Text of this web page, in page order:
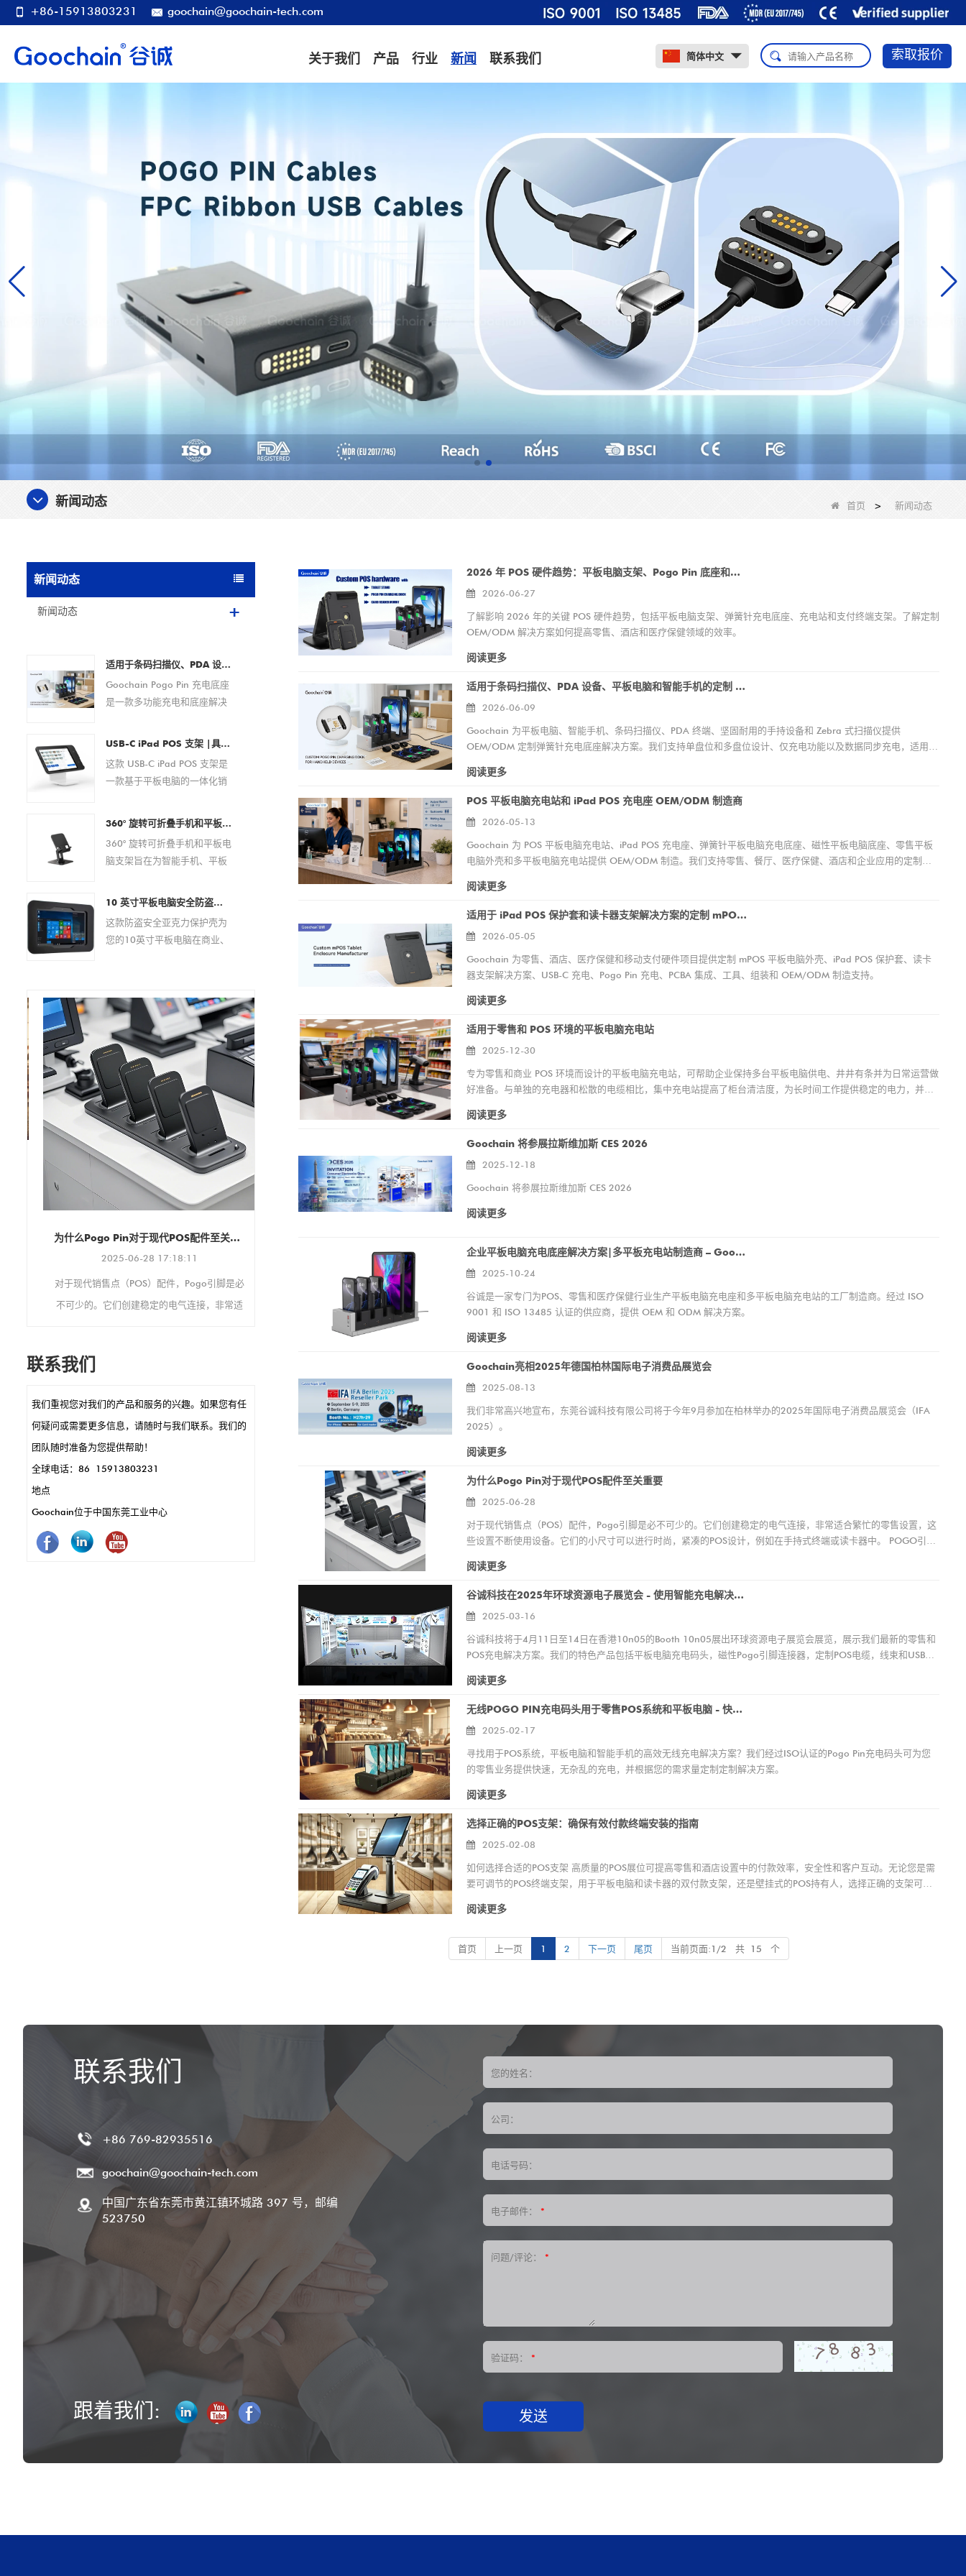
+86-15913803231 goochain@goochain-tech.com
关于我们 产品 行业 新闻 联系我们 简体中文 索取报价
新闻动态 首页 > 新闻动态
新闻动态
新闻动态
适用于条码扫描仪、PDA 设备、平板电脑和智能手机的 Pogo Pin 充电底座定制 OEM/ODM 制造商
Goochain Pogo Pin 充电底座
是一款多功能充电和底座解决
设备、平板电脑、智能手机和
它具有可靠的磁性弹簧针连
接，可在商业和企业环境中提
输以及便捷的日常操作。 作为
经验丰富的 OEM/ODM 制造
商，Goochain 提供全面的定
PCB 开发、品牌推广和量产支
持，帮助客户为其设备打造量
身定制的充电解决方案。
USB-C iPad POS 支架 |具有集成支付解决方案的平板电脑 POS 底座（OEM/ODM 制造商）
这款 USB-C iPad POS 支架是
一款基于平板电脑的一体化销
和酒店环境而设计。它无需外
缝支付处理和高效电缆管理。
该 POS 底座广泛兼容 USB-C
现代的美感和灵活的定制选
项，是分销商、系统集成商和
品牌所有者的理想选择。
360° 旋转可折叠手机和平板电脑支架 – 适用于 4.7–13 英寸设备的可调节防滑桌面支架
360° 旋转可折叠手机和平板电
脑支架旨在为智能手机、平板
至 13 英寸的移动设备提供稳
该支架具有完全可调的视角、
360 度旋转底座和可折叠设
多媒体娱乐。
10 英寸平板电脑安全防盗亚克力保护壳 |自助服务终端、POS、商店展示架 - 来自中国的厂家直销制造商
这款防盗安全亚克力保护壳为
您的10英寸平板电脑在商业、
同时提供易于安装的多功能支
架，适用于各种环境。 该保护
壳支持 VESA 100x100mm 和
75x75mm 安装标准，确保与
各种支架和显示器兼容。它还
支持纵向和横向两种显示方
向，可根据您的具体需求进行
调整。
为什么Pogo Pin对于现代POS配件至关重要
2025-06-28 17:18:11
对于现代销售点（POS）配件，Pogo引脚是必
不可少的。它们创建稳定的电气连接，非常适
计，例如在手持式终端或读卡器中。 POGO引
交易的关键。另外，它们耐用且耐腐蚀，这意
味着更少的维护和更长的使用。简而言之，
Pogo引脚使POS系统的运作效果更好，更快，
Goochain亮相2025年德国柏林国际电子消费品展览会
2025-08-13 20:19:25
将于今年9月参加在柏林举办的2025年国际电
子消费品展览会（IFA 2025）。
2025-01-16 20:18:55
谷诚在 CES 2025 上展示了其最新创新成果，
USB Type-C PD 分线盒。此次活动提供了与全
球客户联系、获得行业见解并突出我们作为零
售和医疗保健领域 POS 硬件和充电解决方案
制造商、供应商和工厂的专业知识的宝贵机
平板电脑充电站、Pogo Pin 充电底座等。请访
联系我们
我们重视您对我们的产品和服务的兴趣。如果您有任
何疑问或需要更多信息，请随时与我们联系。我们的
团队随时准备为您提供帮助！
全球电话：86 15913803231
地点
Goochain位于中国东莞工业中心
2026 年 POS 硬件趋势：平板电脑支架、Pogo Pin 底座和读卡器支架
2026-06-27
了解影响 2026 年的关键 POS 硬件趋势，包括平板电脑支架、弹簧针充电底座、充电站和支付终端支架。了解定制
OEM/ODM 解决方案如何提高零售、酒店和医疗保健领域的效率。
阅读更多
适用于条码扫描仪、PDA 设备、平板电脑和智能手机的定制 Pogo Pin 充电底座
2026-06-09
Goochain 为平板电脑、智能手机、条码扫描仪、PDA 终端、坚固耐用的手持设备和 Zebra 式扫描仪提供
OEM/ODM 定制弹簧针充电底座解决方案。我们支持单盘位和多盘位设计、仅充电功能以及数据同步充电，适用于
阅读更多
POS 平板电脑充电站和 iPad POS 充电座 OEM/ODM 制造商
2026-05-13
Goochain 为 POS 平板电脑充电站、iPad POS 充电座、弹簧针平板电脑充电底座、磁性平板电脑底座、零售平板
电脑外壳和多平板电脑充电站提供 OEM/ODM 制造。我们支持零售、餐厅、医疗保健、酒店和企业应用的定制设
阅读更多
适用于 iPad POS 保护套和读卡器支架解决方案的定制 mPOS 平板电脑外壳制造商
2026-05-05
Goochain 为零售、酒店、医疗保健和移动支付硬件项目提供定制 mPOS 平板电脑外壳、iPad POS 保护套、读卡
器支架解决方案、USB-C 充电、Pogo Pin 充电、PCBA 集成、工具、组装和 OEM/ODM 制造支持。
阅读更多
适用于零售和 POS 环境的平板电脑充电站
2025-12-30
专为零售和商业 POS 环境而设计的平板电脑充电站，可帮助企业保持多台平板电脑供电、井井有条并为日常运营做
好准备。与单独的充电器和松散的电缆相比，集中充电站提高了柜台清洁度，为长时间工作提供稳定的电力，并减
后台设备管理提供可靠的充电解决方案。可提供充电方式、端口数量、结构、材料和 OEM/ODM 品牌的定制选
项，以支持不同的零售和商业项目。
阅读更多
Goochain 将参展拉斯维加斯 CES 2026
2025-12-18
Goochain 将参展拉斯维加斯 CES 2026
阅读更多
企业平板电脑充电底座解决方案|多平板充电站制造商 – Goochain
2025-10-24
谷诚是一家专门为POS、零售和医疗保健行业生产平板电脑充电座和多平板电脑充电站的工厂制造商。经过 ISO
9001 和 ISO 13485 认证的供应商，提供 OEM 和 ODM 解决方案。
阅读更多
Goochain亮相2025年德国柏林国际电子消费品展览会
2025-08-13
我们非常高兴地宣布，东莞谷诚科技有限公司将于今年9月参加在柏林举办的2025年国际电子消费品展览会（IFA
2025）。
阅读更多
为什么Pogo Pin对于现代POS配件至关重要
2025-06-28
对于现代销售点（POS）配件，Pogo引脚是必不可少的。它们创建稳定的电气连接，非常适合繁忙的零售设置，这
些设置不断使用设备。它们的小尺寸可以进行时尚，紧凑的POS设计，例如在手持式终端或读卡器中。 POGO引脚
使用。简而言之，Pogo引脚使POS系统的运作效果更好，更快，更可靠。
阅读更多
谷诚科技在2025年环球资源电子展览会 - 使用智能充电解决方案转换零售和POS
2025-03-16
谷诚科技将于4月11日至14日在香港10n05的Booth 10n05展出环球资源电子展览会展览，展示我们最新的零售和
POS充电解决方案。我们的特色产品包括平板电脑充电码头，磁性Pogo引脚连接器，定制POS电缆，线束和USB
和设备寿命。访问我们探索我们的创新并讨论OEM/ODM合作伙伴关系。
阅读更多
无线POGO PIN充电码头用于零售POS系统和平板电脑 - 快速和可定制的充电解决方案
2025-02-17
寻找用于POS系统，平板电脑和智能手机的高效无线充电解决方案？我们经过ISO认证的Pogo Pin充电码头可为您
的零售业务提供快速，无杂乱的充电，并根据您的需求量定制定制解决方案。
阅读更多
选择正确的POS支架：确保有效付款终端安装的指南
2025-02-08
如何选择合适的POS支架 高质量的POS展位可提高零售和酒店设置中的付款效率，安全性和客户互动。无论您是需
要可调节的P​​OS终端支架，用于平板电脑和读卡器的双付款支架，还是壁挂式的POS持有人，选择正确的支架可增
PS-1020 - 可调节可调节，以进行平滑交易。 2合1 POS支架 - 支持平板电脑和读卡器。 通用的安全POS立场 - 稳
商和供应商，我们提供OEM和ODM自定义和工厂定向定价。立即与我们联系，以找到最适合您的公司的POS
Mount！
阅读更多
首页 上一页 1 2 下一页 尾页 当前页面:1/2 共 15 个
联系我们
+86 769-82935516
goochain@goochain-tech.com
中国广东省东莞市黄江镇环城路 397 号，邮编
523750
跟着我们:
您的姓名：
公司：
电话号码：
电子邮件： *
问题/评论： *
验证码： *
发送